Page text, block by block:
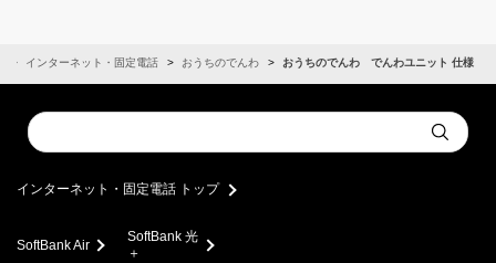
インターネット・固定電話 おうちのでんわ おうちのでんわ でんわユニット 仕様
Conduct
a
Submit
インターネット・固定電話 トップ
SoftBank Air
SoftBank 光
＋